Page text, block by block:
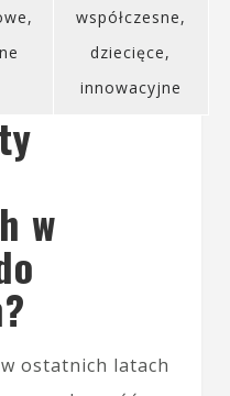
współczesne,
dziecięce,
innowacyjne
w
ostatnich latach